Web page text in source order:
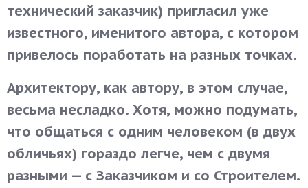
технический заказчик) пригласил уже
известного, именитого автора, с котором
привелось поработать на разных точках.
Архитектору, как автору, в этом случае,
весьма несладко. Хотя, можно подумать,
что общаться с одним человеком (в двух
обличьях) гораздо легче, чем с двумя
разными — с Заказчиком и со Строителем.